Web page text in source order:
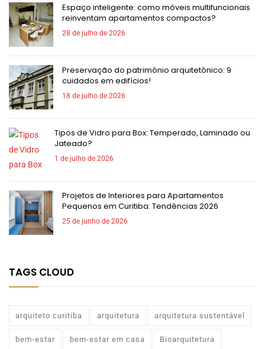
Espaço inteligente: como móveis multifuncionais
reinventam apartamentos compactos?
28 de julho de 2026
Preservação do patrimônio arquitetônico: 9
cuidados em edifícios!
18 de julho de 2026
Tipos de Vidro para Box: Temperado, Laminado ou
Jateado?
1 de julho de 2026
Projetos de Interiores para Apartamentos
Pequenos em Curitiba: Tendências 2026
25 de junho de 2026
TAGS CLOUD
arquiteto curitiba arquitetura arquitetura sustentável
bem-estar bem-estar em casa Bioarquitetura